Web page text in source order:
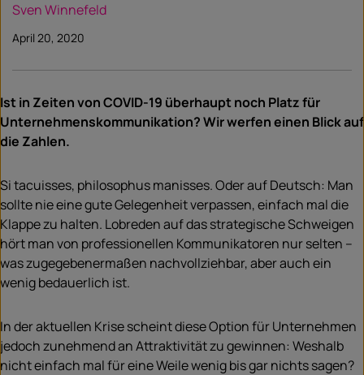
Sven Winnefeld
April 20, 2020
Ist in Zeiten von COVID-19 überhaupt noch Platz für
Unternehmenskommunikation? Wir werfen einen Blick auf
die Zahlen.
Si tacuisses, philosophus manisses. Oder auf Deutsch: Man
sollte nie eine gute Gelegenheit verpassen, einfach mal die
Klappe zu halten. Lobreden auf das strategische Schweigen
hört man von professionellen Kommunikatoren nur selten –
was zugegebenermaßen nachvollziehbar, aber auch ein
wenig bedauerlich ist.
In der aktuellen Krise scheint diese Option für Unternehmen
jedoch zunehmend an Attraktivität zu gewinnen: Weshalb
nicht einfach mal für eine Weile wenig bis gar nichts sagen?